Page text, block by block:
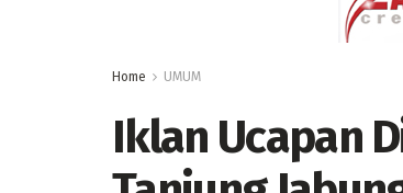
Home UMUM
Iklan Ucapan